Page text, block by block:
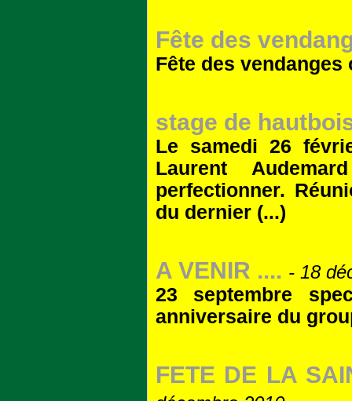
Fête des
Fête des vendanges
stage de
Le samedi 26
Laurent
perfectionner.
du dernier (...)
A VENIR .... - 18
23 septembre
anniversaire du
FETE DE LA